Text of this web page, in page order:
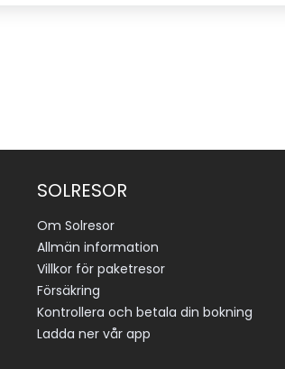
SOLRESOR
Om Solresor
Allmän information
Villkor för paketresor
Försäkring
Kontrollera och betala din bokning
Ladda ner vår app